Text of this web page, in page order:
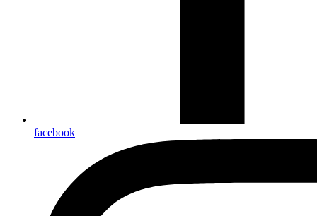
facebook